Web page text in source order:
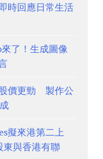
時回應日常生活
了！生成圖像
價更勁 製作公
擬來港第二上
與香港有聯